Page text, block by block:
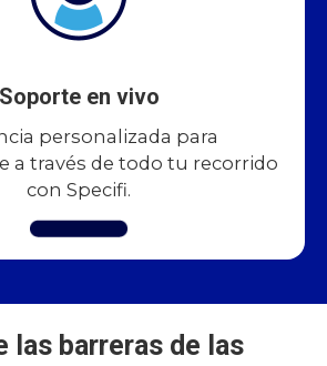
Soporte en vivo
personalizada para
a través de todo tu recorrido
con Specifi.
las barreras de las